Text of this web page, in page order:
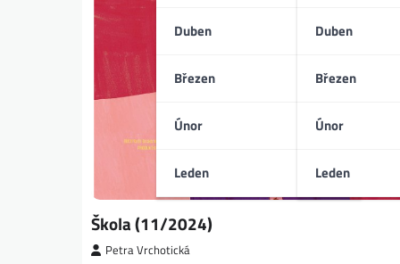
Duben
Březen
Únor
Leden
Duben
Březen
Únor
Leden
Škola (11/2024)
Petra Vrchotická